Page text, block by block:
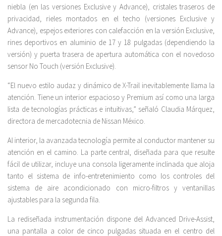
niebla (en las versiones Exclusive y Advance), cristales traseros de
privacidad, rieles montados en el techo (versiones Exclusive y
Advance), espejos exteriores con calefacción en la versión Exclusive,
rines deportivos en aluminio de 17 y 18 pulgadas (dependiendo la
versión) y puerta trasera de apertura automática con el novedoso
sensor No Touch (versión Exclusive).
“El nuevo estilo audaz y dinámico de X-Trail inevitablemente llama la
atención. Tiene un interior espacioso y Premium así como una larga
lista de tecnologías prácticas e intuitivas,” señaló Claudia Márquez,
directora de mercadotecnia de Nissan México.
Al interior, la avanzada tecnología permite al conductor mantener su
atención en el camino. La parte central, diseñada para que resulte
fácil de utilizar, incluye una consola ligeramente inclinada que aloja
tanto el sistema de info-entretenimiento como los controles del
sistema de aire acondicionado con micro-filtros y ventanillas
ajustables para la segunda fila.
La rediseñada instrumentación dispone del Advanced Drive-Assist,
una pantalla a color de cinco pulgadas situada en el centro del